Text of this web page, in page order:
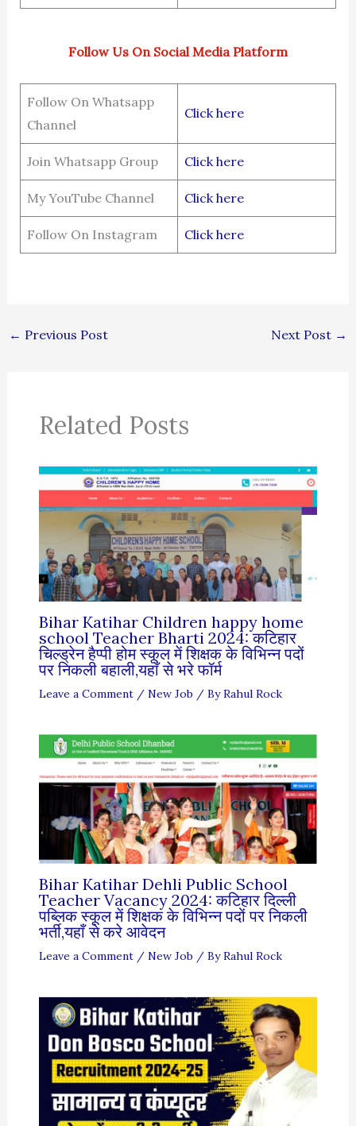
Follow Us On Social Media Platform
Follow On Whatsapp
Channel
Click here
Join Whatsapp Group Click here
My YouTube Channel Click here
Follow On Instagram Click here
← Previous Post Next Post →
Related Posts
Bihar Katihar Children happy home
school Teacher Bharti 2024: कटिहार
चिल्ड्रेन हैप्पी होम स्कूल में शिक्षक के विभिन्न पदों
पर निकली बहाली,यहाँ से भरे फॉर्म
Leave a Comment / New Job / ByRahul Rock
Bihar Katihar Dehli Public School
Teacher Vacancy 2024: कटिहार दिल्ली
पब्लिक स्कूल में शिक्षक के विभिन्न पदों पर निकली
भर्ती,यहाँ से करे आवेदन
Leave a Comment / New Job / ByRahul Rock